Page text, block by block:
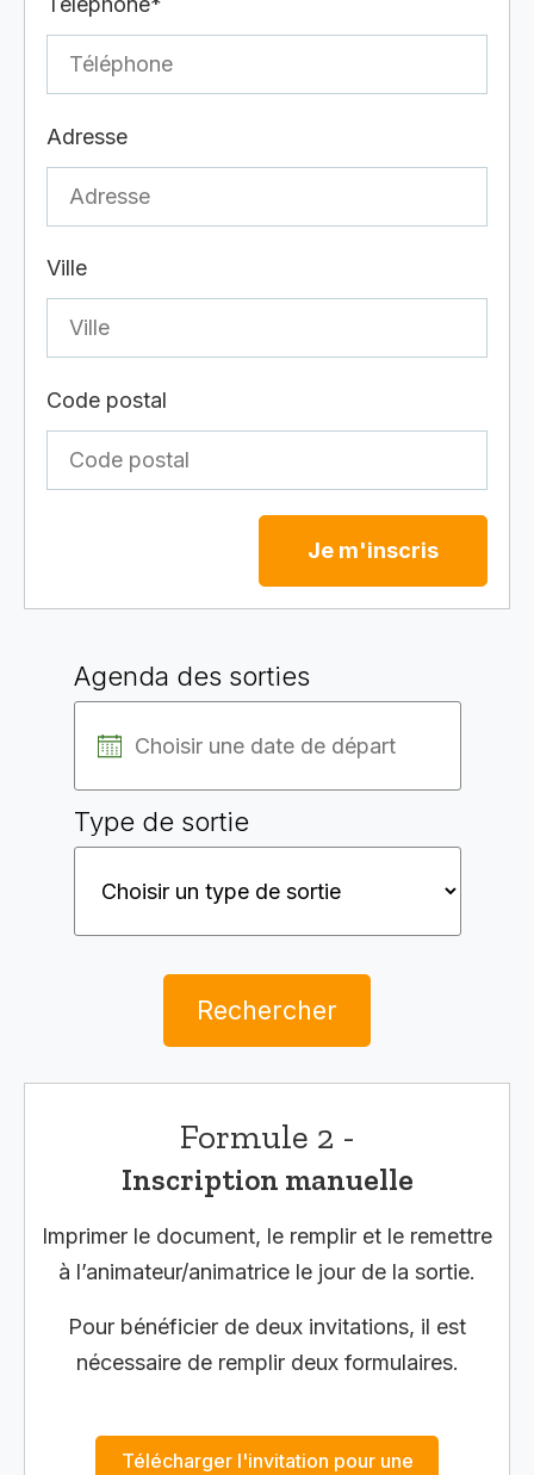
Adresse
Ville
Code postal
Je m'inscris
Agenda des sorties
Type de sortie
Rechercher
Formule 2 -
Inscription manuelle
Imprimer le document, le remplir et le remettre
à l’animateur/animatrice le jour de la sortie.
Pour bénéficier de deux invitations, il est
nécessaire de remplir deux formulaires.
Télécharger l'invitation pour une